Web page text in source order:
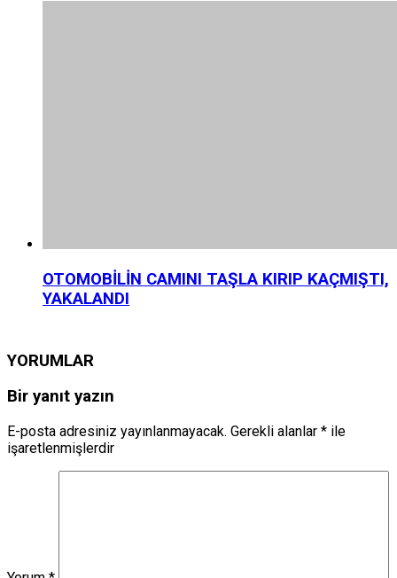
OTOMOBİLİN CAMINI TAŞLA KIRIP KAÇMIŞTI,
YAKALANDI
YORUMLAR
Bir yanıt yazın
E-posta adresiniz yayınlanmayacak. Gerekli alanlar * ile
işaretlenmişlerdir